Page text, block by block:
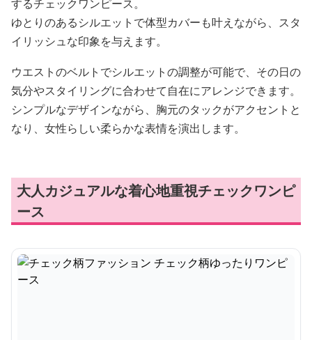
するチェックワンピース。
ゆとりのあるシルエットで体型カバーも叶えながら、スタ
イリッシュな印象を与えます。
ウエストのベルトでシルエットの調整が可能で、その日の
気分やスタイリングに合わせて自在にアレンジできます。
シンプルなデザインながら、胸元のタックがアクセントと
なり、女性らしい柔らかな表情を演出します。
大人カジュアルな着心地重視チェックワンピ
ース